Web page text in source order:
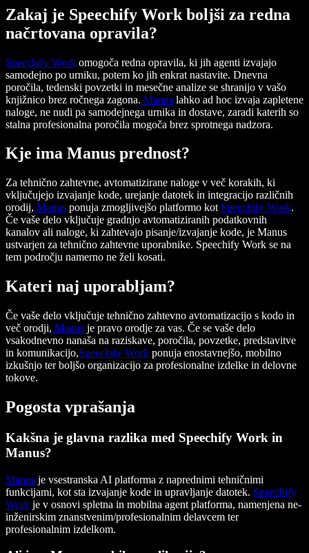
Zakaj je Speechify Work boljši za redna
načrtovana opravila?
Speechify Work omogoča redna opravila, ki jih agenti izvajajo
samodejno po urniku, potem ko jih enkrat nastavite. Dnevna
poročila, tedenski povzetki in mesečne analize se shranijo v vašo
knjižnico brez ročnega zagona. Manus lahko ad hoc izvaja zapletene
naloge, ne nudi pa samodejnega urnika in dostave, zaradi katerih so
stalna profesionalna poročila mogoča brez sprotnega nadzora.
Kje ima Manus prednost?
Za tehnično zahtevne, avtomatizirane naloge v več korakih, ki
vključujejo izvajanje kode, urejanje datotek in integracijo različnih
orodij, Manus ponuja zmogljivejšo platformo kot Speechify Work.
Če vaše delo vključuje gradnjo avtomatiziranih podatkovnih
kanalov ali naloge, ki zahtevajo pisanje/izvajanje kode, je Manus
ustvarjen za tehnično zahtevne uporabnike. Speechify Work se na
tem področju namerno ne želi kosati.
Kateri naj uporabljam?
Če vaše delo vključuje tehnično zahtevno avtomatizacijo s kodo in
več orodji, Manus je pravo orodje za vas. Če se vaše delo
vsakodnevno nanaša na raziskave, poročila, povzetke, predstavitve
in komunikacijo,Speechify Work ponuja enostavnejšo, mobilno
izkušnjo ter boljšo organizacijo za profesionalne izdelke in delovne
tokove.
Pogosta vprašanja
Kakšna je glavna razlika med Speechify Work in
Manus?
Manus je vsestranska AI platforma z naprednimi tehničnimi
funkcijami, kot sta izvajanje kode in upravljanje datotek. Speechify
Work je v osnovi spletna in mobilna agent platforma, namenjena ne-
inženirskim znanstvenim/profesionalnim delavcem ter
profesionalnim izdelkom.